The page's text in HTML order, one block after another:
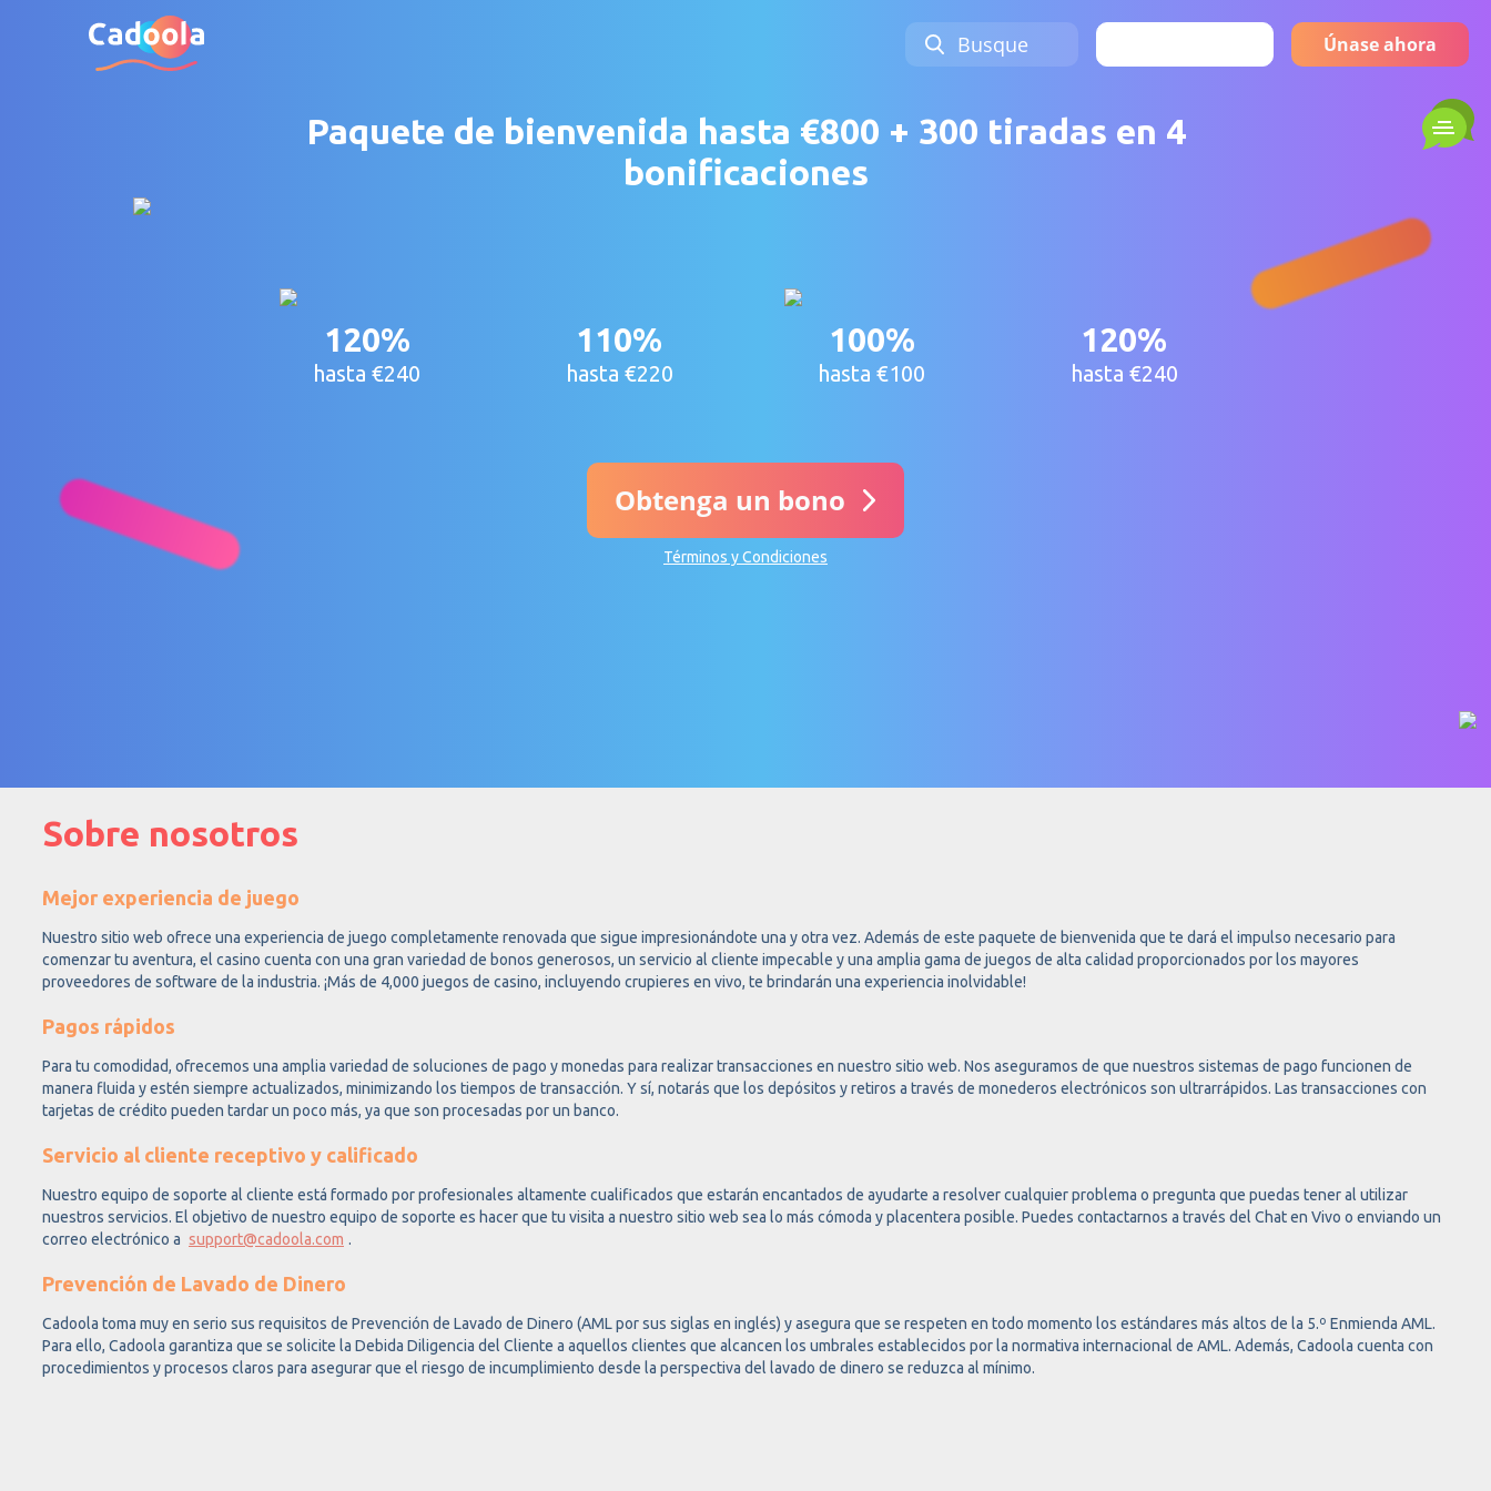
Busque Únase ahora
Paquete de bienvenida hasta €800 + 300 tiradas en 4
bonificaciones
120%
hasta €240
110%
hasta €220
100%
hasta €100
120%
hasta €240
Obtenga un bono
Términos y Condiciones
Sobre nosotros
Mejor experiencia de juego
Nuestro sitio web ofrece una experiencia de juego completamente renovada que sigue impresionándote una y otra vez. Además de este paquete de bienvenida que te dará el impulso necesario para
comenzar tu aventura, el casino cuenta con una gran variedad de bonos generosos, un servicio al cliente impecable y una amplia gama de juegos de alta calidad proporcionados por los mayores
proveedores de software de la industria. ¡Más de 4,000 juegos de casino, incluyendo crupieres en vivo, te brindarán una experiencia inolvidable!
Pagos rápidos
Para tu comodidad, ofrecemos una amplia variedad de soluciones de pago y monedas para realizar transacciones en nuestro sitio web. Nos aseguramos de que nuestros sistemas de pago funcionen de
manera fluida y estén siempre actualizados, minimizando los tiempos de transacción. Y sí, notarás que los depósitos y retiros a través de monederos electrónicos son ultrarrápidos. Las transacciones con
tarjetas de crédito pueden tardar un poco más, ya que son procesadas por un banco.
Servicio al cliente receptivo y calificado
Nuestro equipo de soporte al cliente está formado por profesionales altamente cualificados que estarán encantados de ayudarte a resolver cualquier problema o pregunta que puedas tener al utilizar
nuestros servicios. El objetivo de nuestro equipo de soporte es hacer que tu visita a nuestro sitio web sea lo más cómoda y placentera posible. Puedes contactarnos a través del Chat en Vivo o enviando un
correo electrónico a support@cadoola.com .
Prevención de Lavado de Dinero
Cadoola toma muy en serio sus requisitos de Prevención de Lavado de Dinero (AML por sus siglas en inglés) y asegura que se respeten en todo momento los estándares más altos de la 5.º Enmienda AML.
Para ello, Cadoola garantiza que se solicite la Debida Diligencia del Cliente a aquellos clientes que alcancen los umbrales establecidos por la normativa internacional de AML. Además, Cadoola cuenta con
procedimientos y procesos claros para asegurar que el riesgo de incumplimiento desde la perspectiva del lavado de dinero se reduzca al mínimo.